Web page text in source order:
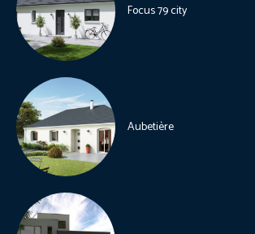
Focus 79 city
Aubetière